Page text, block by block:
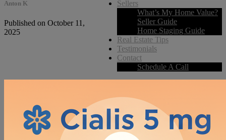
Sellers
What’s My Home Value?
Seller Guide
Home Staging Guide
Real Estate Tips
Testimonials
Contact
Schedule A Call
Anton K
Published on October 11,
2025